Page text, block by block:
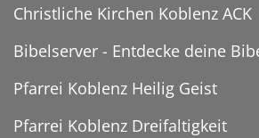
Christliche Kirchen Koblenz ACK
Bibelserver - Entdecke deine
Pfarrei Koblenz Heilig Geist
Pfarrei Koblenz Dreifaltigkeit